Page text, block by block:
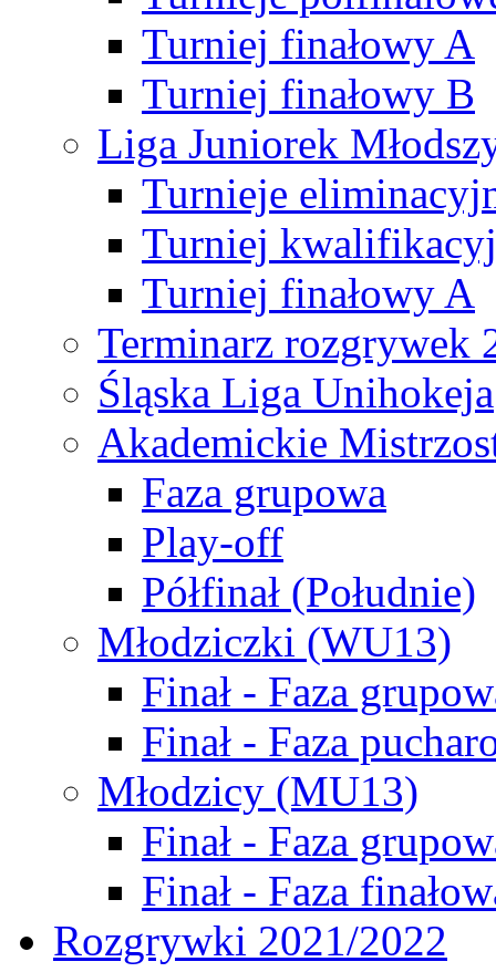
Turniej finałowy A
Turniej finałowy B
Liga Juniorek
Turnieje
Turniej
Turniej finałowy A
Terminarz rozgrywek
Śląska Liga Unihokeja
Akademickie
Faza grupowa
Play-off
Półfinał (Południe)
Młodziczki (WU13)
Finał - Faza
Finał - Faza
Młodzicy (MU13)
Finał - Faza
Finał - Faza
Rozgrywki 2021/2022